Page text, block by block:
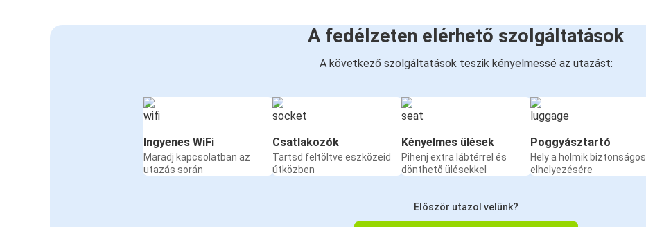
A fedélzeten elérhető szolgáltatások
A következő szolgáltatások teszik kényelmessé az utazást:
Ingyenes WiFi
Maradj kapcsolatban az
utazás során
Csatlakozók
Tartsd feltöltve eszközeid
útközben
Kényelmes ülések
Pihenj extra lábtérrel és
dönthető ülésekkel
Poggyásztartó
Hely a holmik biztonságos
elhelyezésére
Először utazol velünk?